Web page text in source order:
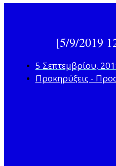
[5/9/2019
5 Σεπτεμβρίου,
Προκηρύξεις -